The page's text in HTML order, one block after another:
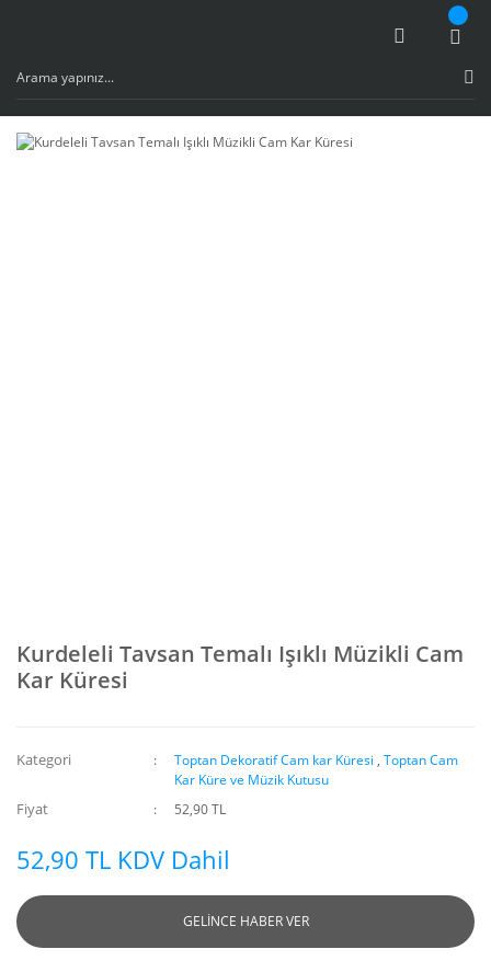
Kurdeleli Tavsan Temalı Işıklı Müzikli Cam
Kar Küresi
Kategori Toptan Dekoratif Cam kar Küresi ,Toptan Cam
Kar Küre ve Müzik Kutusu
Fiyat 52,90 TL
52,90 TL KDV Dahil
GELİNCE HABER VER